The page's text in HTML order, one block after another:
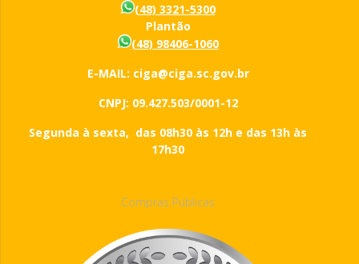
(48) 3321-5300
Plantão
(48) 98406-1060
E-MAIL: ciga@ciga.sc.gov.br
CNPJ: 09.427.503/0001-12
Segunda à sexta, das 08h30 às 12h e das 13h às
17h30
Compras Públicas